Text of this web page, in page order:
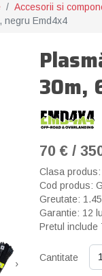
Accesorii si
negru Emd4x4
›
30m,
70 € /
Clasa
Cod produs:
Greutate:
Garantie: 12
Pretul include
Cantitate